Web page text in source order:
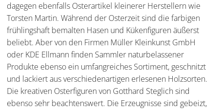
dagegen ebenfalls Osterartikel kleinerer Herstellern wie
Torsten Martin. Während der Osterzeit sind die farbigen
frühlingshaft bemalten Hasen und Kükenfiguren äußerst
beliebt. Aber von den Firmen Müller Kleinkunst GmbH
oder KDE Ellmann finden Sammler naturbelassener
Produkte ebenso ein umfangreiches Sortiment, geschnitzt
und lackiert aus verschiedenartigen erlesenen Holzsorten.
Die kreativen Osterfiguren von Gotthard Steglich sind
ebenso sehr beachtenswert. Die Erzeugnisse sind gebeizt,